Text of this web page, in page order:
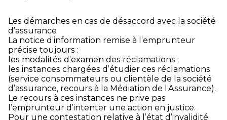
Les démarches en cas de désaccord avec la société
d’assurance
La notice d’information remise à l’emprunteur
précise toujours :
les modalités d’examen des réclamations ;
les instances chargées d’étudier ces réclamations
(service consommateurs ou clientèle de la société
d’assurance, recours à la Médiation de l’Assurance).
Le recours à ces instances ne prive pas
l’emprunteur d’intenter une action en justice.
Pour une contestation relative à l’état d’invalidité